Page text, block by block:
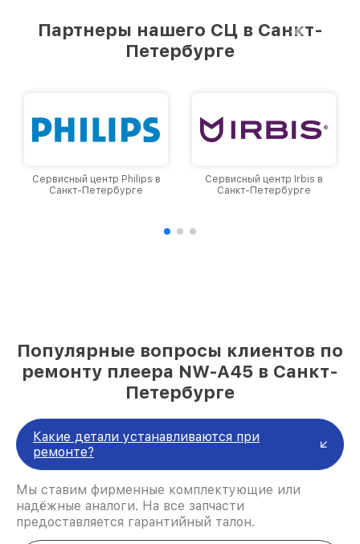
Партнеры нашего СЦ в Санкт-
Петербурге
Сервисный центр Philips в
Санкт-Петербурге
Сервисный центр Irbis в
Санкт-Петербурге
Популярные вопросы клиентов по
ремонту плеера NW-A45 в Санкт-
Петербурге
Какие детали устанавливаются при
ремонте?
Мы ставим фирменные комплектующие или
надёжные аналоги. На все запчасти
предоставляется гарантийный талон.